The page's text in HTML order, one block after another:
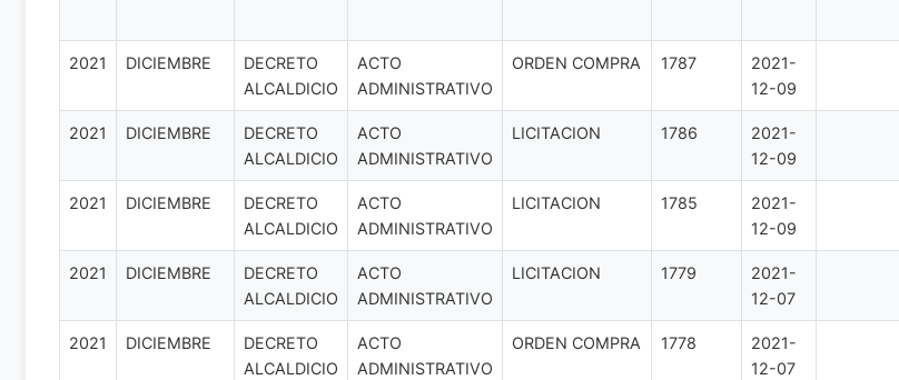
2021 DICIEMBRE
DECRETO
ALCALDICIO
ACTO
ADMINISTRATIVO
ORDEN COMPRA 1787
2021-
12-09
2021 DICIEMBRE
DECRETO
ALCALDICIO
ACTO
ADMINISTRATIVO
LICITACION 1786
2021-
12-09
2021 DICIEMBRE
DECRETO
ALCALDICIO
ACTO
ADMINISTRATIVO
LICITACION 1785
2021-
12-09
2021 DICIEMBRE
DECRETO
ALCALDICIO
ACTO
ADMINISTRATIVO
LICITACION 1779
2021-
12-07
2021 DICIEMBRE
DECRETO
ALCALDICIO
ACTO
ADMINISTRATIVO
ORDEN COMPRA 1778
2021-
12-07